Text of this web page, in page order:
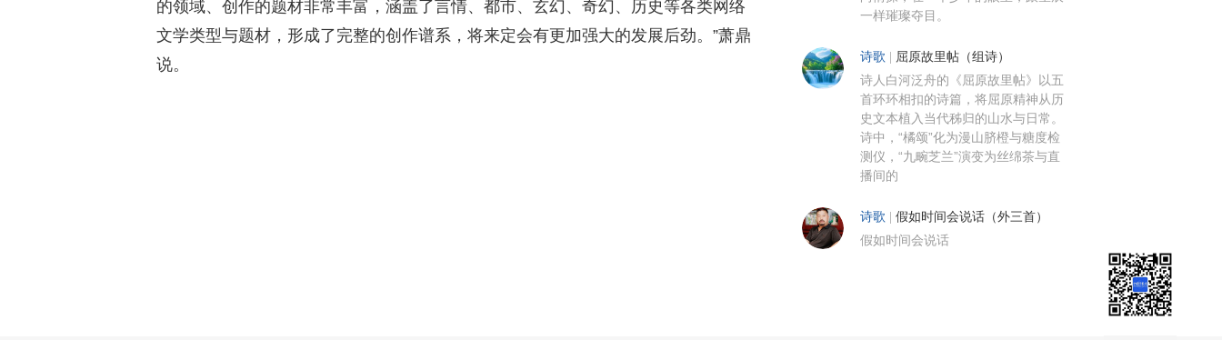
的领域、创作的题材非常丰富，涵盖了言情、都市、玄幻、奇幻、历史等各类网络
文学类型与题材，形成了完整的创作谱系，将来定会有更加强大的发展后劲。”萧鼎
说。
一样璀璨夺目。
诗歌 屈原故里帖（组诗）
诗人白河泛舟的《屈原故里帖》以五
首环环相扣的诗篇，将屈原精神从历
史文本植入当代秭归的山水与日常。
诗中，“橘颂”化为漫山脐橙与糖度检
测仪，“九畹芝兰”演变为丝绵茶与直
播间的
诗歌 假如时间会说话（外三首）
假如时间会说话